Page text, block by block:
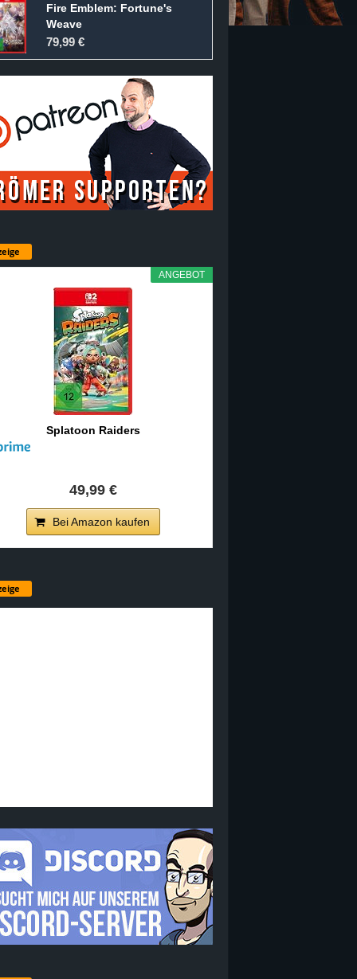
Fire Emblem: Fortune's
Weave
79,99 €
ANGEBOT
Splatoon Raiders
49,99 €
Bei Amazon kaufen